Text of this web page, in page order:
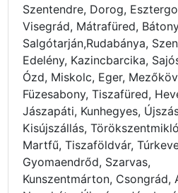
Szentendre, Dorog,
Visegrád, Mátrafüred,
Salgótarján,Rudabánya,
Edelény, Kazincbarcika,
Ózd, Miskolc, Eger,
Füzesabony, Tiszafüred,
Jászapáti, Kunhegyes,
Kisújszállás,
Martfű, Tiszaföldvár,
Gyomaendrőd, Szarvas,
Kunszentmárton, Csongrád,